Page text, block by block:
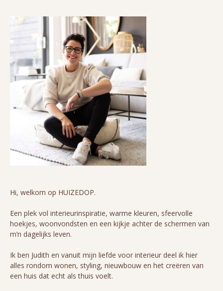
Hi, welkom op HUIZEDOP.
Een plek vol interieurinspiratie, warme kleuren, sfeervolle
hoekjes, woonvondsten en een kijkje achter de schermen van
m’n dagelijks leven.
Ik ben Judith en vanuit mijn liefde voor interieur deel ik hier
alles rondom wonen, styling, nieuwbouw en het creëren van
een huis dat echt als thuis voelt.